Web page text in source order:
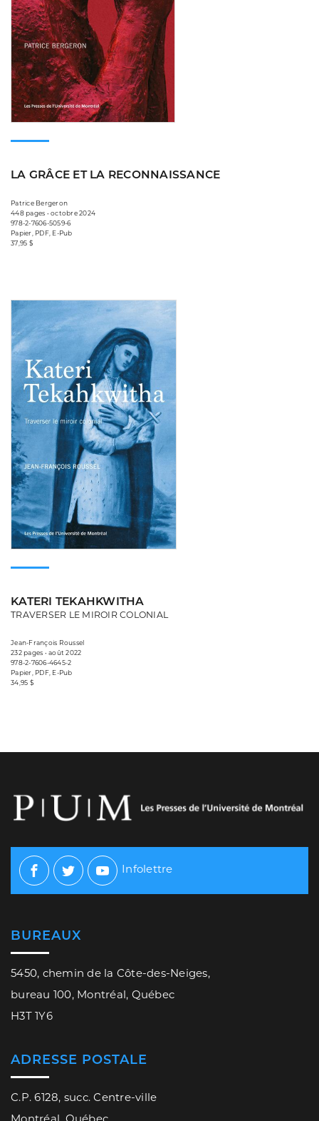
LA GRÂCE ET LA RECONNAISSANCE
Patrice Bergeron
448 pages • octobre 2024
978-2-7606-5059-6
Papier, PDF, E-Pub
37,95 $
KATERI TEKAHKWITHA
TRAVERSER LE MIROIR COLONIAL
Jean-François Roussel
232 pages • août 2022
978-2-7606-4645-2
Papier, PDF, E-Pub
34,95 $
Facebook
TwitterYoutube
Infolettre
BUREAUX
5450, chemin de la Côte-des-Neiges,
bureau 100, Montréal, Québec
H3T 1Y6
ADRESSE POSTALE
C.P. 6128, succ. Centre-ville